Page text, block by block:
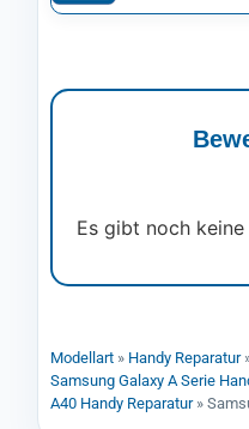
Es gibt noch keine
Modellart » Handy Reparatur
Samsung Galaxy A Serie
A40 Handy Reparatur»